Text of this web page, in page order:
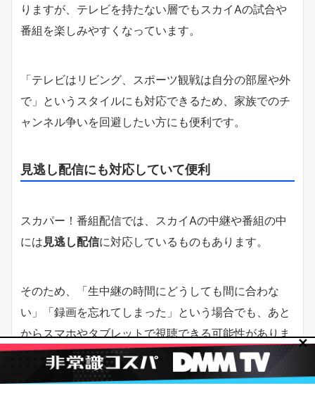
りますが、テレビを持たない層でもスカイAの試合や
番組を楽しみやすくなっています。
「テレビはリビング、スポーツ観戦は自分の部屋や外
で」というスタイルにも対応できるため、家族でのチ
ャンネル争いを回避したい方にも便利です。
見逃し配信にも対応していて便利
スカパー！番組配信では、スカイAの中継や番組の中
には 見逃し配信に対応しているものもあります。
そのため、「生中継の時間にどうしても間に合わな
い」「録画を忘れてしまった」という場合でも、あと
からスマホやタブレットで視聴できる可能性がありま
す。
✕